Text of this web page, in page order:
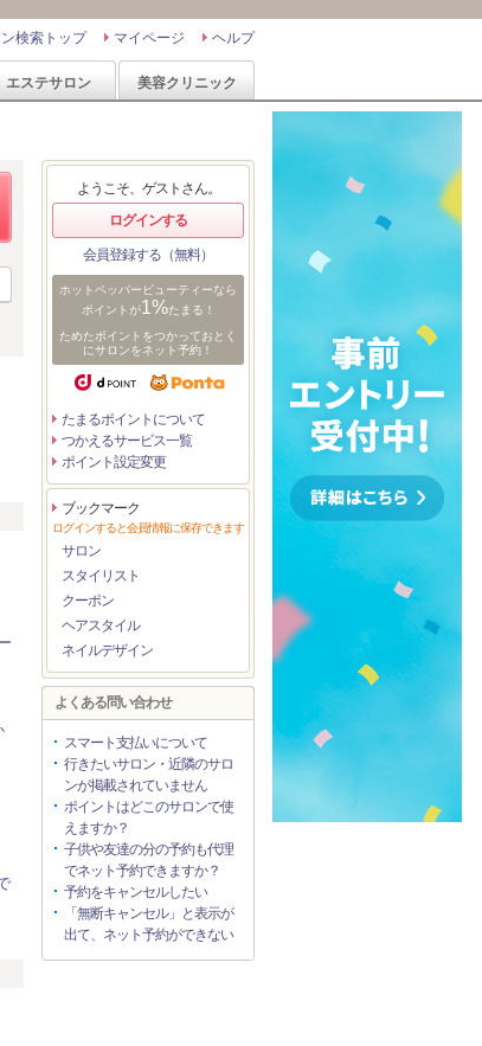
ヘルプ
マイページ
検索トップ
エステサロン 美容クリニック
ようこそ、ゲストさん。
ログインする
会員登録する（無料）
ホットペッパービューティーなら
ポイントが1%たまる！
ためたポイントをつかっておとく
にサロンをネット予約！
たまるポイントについて
つかえるサービス一覧
ポイント設定変更
ブックマーク
ログインすると会員情報に保存できます
サロン
スタイリスト
クーポン
ヘアスタイル
ネイルデザイン
よくある問い合わせ
スマート支払いについて
行きたいサロン・近隣のサロ
ンが掲載されていません
ポイントはどこのサロンで使
えますか？
子供や友達の分の予約も代理
でネット予約できますか？
予約をキャンセルしたい
「無断キャンセル」と表示が
出て、ネット予約ができない